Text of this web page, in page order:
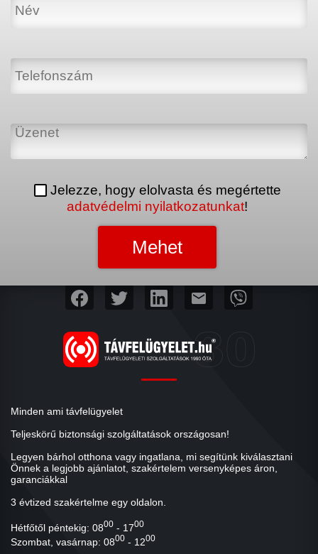
Jelezze, hogy elolvasta és megértette
adatvédelmi nyilatkozatunkat!
mail
Minden ami távfelügyelet
Teljeskörű biztonsági szolgáltatások országosan!
Legyen bárhol otthona vagy ingatlana, mi segítünk kiválasztani
Önnek a legjobb ajánlatot, szakértelem versenyképes áron,
garanciákkal
3 évtized szakértelme egy oldalon.
Hétfőtől péntekig: 0800 - 1700
Szombat, vasárnap: 0800 - 1200